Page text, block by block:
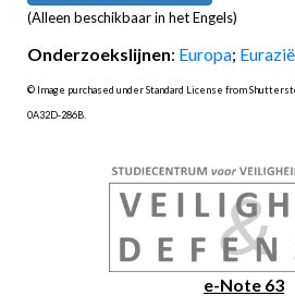
(Alleen beschikbaar in het Engels)
Onderzoekslijnen: Europa; Eurazië
© Image purchased under Standard License from
0A32D-286B.
e-Note 63